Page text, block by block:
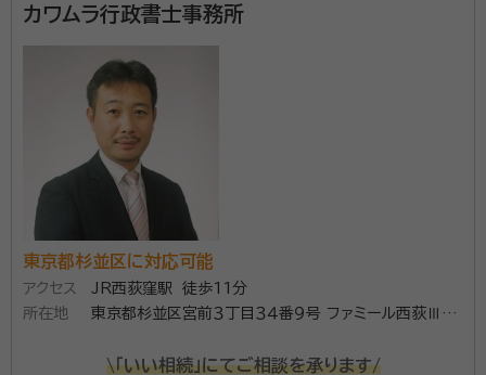
る不安や疑問がございましたら、まずはお気軽にご相談くださ
カワムラ行政書士事務所
東京都杉並区に対応可能
アクセス
JR西荻窪駅 徒歩11分
所在地
東京都杉並区宮前３丁目３４番９号 ファミール西荻Ⅲ１０
\「いい相続」にてご相談を承ります/